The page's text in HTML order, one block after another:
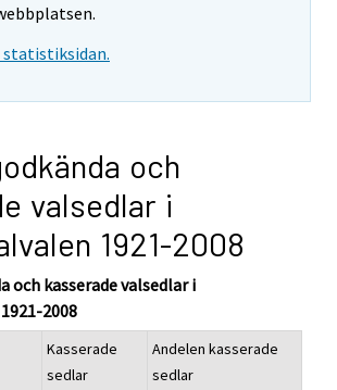
statistiksidan.
och
valsedlar i
1921-2008
och kasserade valsedlar i
2008
Kasserade
sedlar
Andelen kasserade
sedlar